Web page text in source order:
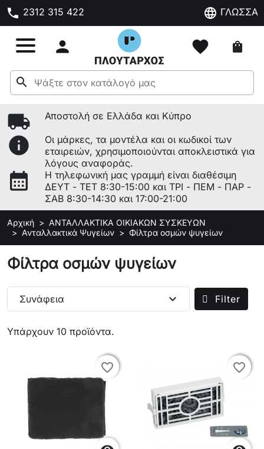
phone 2312 315 422 language ΓΛΩΣΣΑ
 favorite shopping_bag
search
local_shipping Αποστολή σε Ελλάδα και Κύπρο
info
Οι μάρκες, τα μοντέλα και οι κωδικοί των
εταιρειών, χρησιμοποιούνται αποκλειστικά για
λόγους αναφοράς.
calendar_month
Η τηλεφωνική μας γραμμή είναι διαθέσιμη
ΔΕΥΤ - ΤΕΤ 8:30-15:00 και ΤΡΙ - ΠΕΜ - ΠΑΡ -
ΣΑΒ 8:30-14:30 και 17:00-21:00
Αρχική
ΑΝΤΑΛΛΑΚΤΙΚΑ ΟΙΚΙΑΚΩΝ ΣΥΣΚΕΥΩΝ
Ανταλλακτικά Ψυγείων
Φίλτρα οσμών ψυγείων
Φίλτρα οσμών ψυγείων
Υπάρχουν 10 προϊόντα.
Συνάφεια expand_more Filter
favorite_border
favorite_border favorite_border
favorite_border